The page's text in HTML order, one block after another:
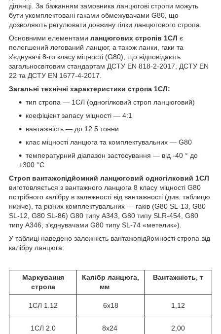
ділянці. За бажанням замовника ланцюгові стропи можуть
бути укомплектовані гаками обмежувачами G80, що
дозволяють регулювати довжину гілки ланцюгового стропа.
Основними елементами ланцюгових стропів 1СЛ є
полегшений легований ланцюг, а також ланки, гаки та
з'єднувачі 8-го класу міцності (G80), що відповідають
загальносвітовим стандартам ДСТУ EN 818-2-2017, ДСТУ EN
22 та ДСТУ EN 1677-4-2017.
Загальні технічні характеристики стропа 1СЛ:
тип стропа — 1СЛ (одногілковий строп ланцюговий)
коефіцієнт запасу міцності — 4:1
вантажність — до 12.5 тонни
клас міцності ланцюга та комплектувальних — G80
температурний діапазон застосування — від -40 ° до
+300 °С
Строп вантажопідйомний ланцюговий одногілковий 1СЛ
виготовляється з вантажного ланцюга 8 класу міцності G80
потрібного калібру в залежності від вантажності (див. таблицю
нижче), та різних комплектувальних — гаків (G80 SL-13, G80
SL-12, G80 SL-86) G80 типу A343, G80 типу SLR-454, G80
типу А346, з'єднувачами G80 типу SL-74 «метелик»).
У таблиці наведено залежність вантажопідйомності стропа від
калібру ланцюга:
Маркування
стропа
Калібр ланцюга,
мм
Вантажність, т
1СЛ 1.12 6х18 1,12
1СЛ 2.0 8х24 2,00